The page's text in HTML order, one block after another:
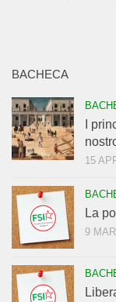
BACHECA
I
15
La
9